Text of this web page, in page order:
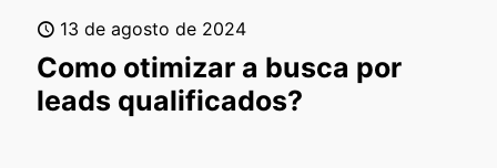
13 de agosto de 2024
Como otimizar a busca por
leads qualificados?